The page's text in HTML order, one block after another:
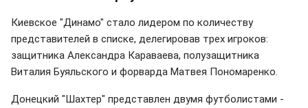
Киевское "Динамо" стало лидером по количеству
представителей в списке, делегировав трех игроков:
защитника Александра Караваева, полузащитника
Виталия Буяльского и форварда Матвея Пономаренко.
Донецкий "Шахтер" представлен двумя футболистами -